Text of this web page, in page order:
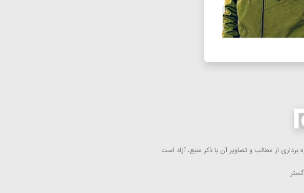
از مطالب و تصاویر آن با ذكر منبع، آزاد است .